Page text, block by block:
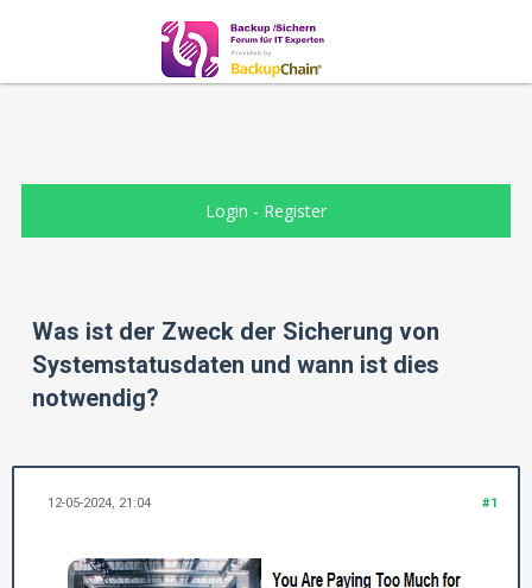
Login - Register
Was ist der Zweck der Sicherung von
Systemstatusdaten und wann ist dies
notwendig?
#1
12-05-2024, 21:04